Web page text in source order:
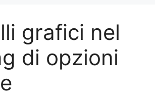
grafici nel
di opzioni